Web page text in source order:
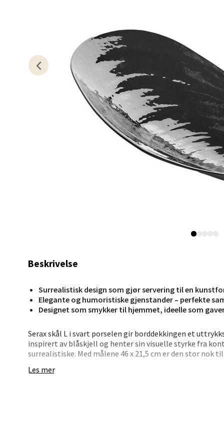
Beskrivelse
Surrealistisk design som gjør servering til en
Elegante og humoristiske gjenstander – perfekte
Designet som smykker til hjemmet, ideelle som
Serax skål L i svart porselen gir borddekkingen et
inspirert av blåskjell og henter sin visuelle styrke fra
surrealistiske. Med målene 46 x 21,5 cm er den stor nok
Les mer
Erich
Åpent
0 i
0 i